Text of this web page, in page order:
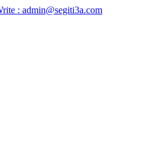
: admin@segiti3a.com